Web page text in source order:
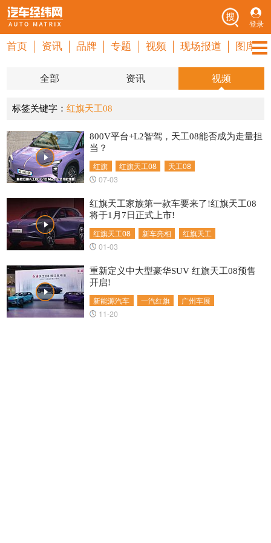
登录
首页 资讯 品牌 专题 视频 现场报道 图库
全部 资讯 视频
标签关键字： 红旗天工08
红旗 红旗天工08 天工08
800V平台+L2智驾，天工08能否成为走量担
当？
07-03
红旗天工08 新车亮相 红旗天工
红旗天工家族第一款车要来了!红旗天工08
将于1月7日正式上市!
01-03
新能源汽车 一汽红旗 广州车展
重新定义中大型豪华SUV 红旗天工08预售
开启!
11-20